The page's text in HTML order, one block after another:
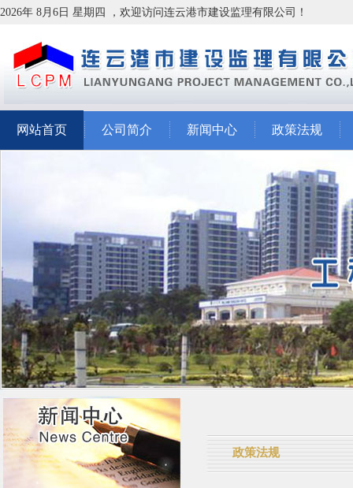
2026年 8月6日 星期四 ，欢迎访问连云港市建设监理有限公司！
网站首页 公司简介 新闻中心 政策法规
政策法规